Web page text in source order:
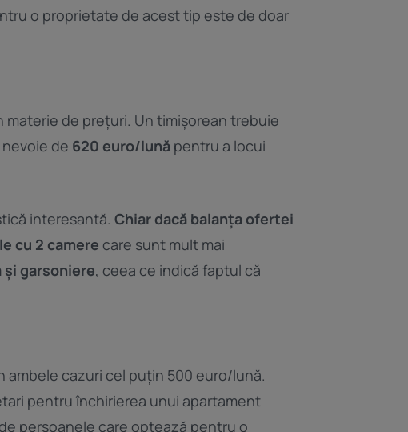
o proprietate de acest tip este de doar
de prețuri. Un timișorean trebuie
de 620 euro/lună pentru a locui
interesantă. Chiar dacă balanța ofertei
cu 2 camere care sunt mult mai
și garsoniere, ceea ce indică faptul că
ambele cazuri cel puțin 500 euro/lună.
pentru închirierea unui apartament
de persoanele care optează pentru o